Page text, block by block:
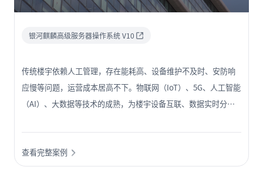
银河麒麟高级服务器操作系统 V10
传统楼宇依赖人工管理，存在能耗高、设备维护不及时、安防响
应慢等问题，运营成本居高不下。物联网（IoT）、5G、人工智能
（AI）、大数据等技术的成熟，为楼宇设备互联、数据实时分析
求不断提升，促使楼宇向智能化升级。
查看完整案例